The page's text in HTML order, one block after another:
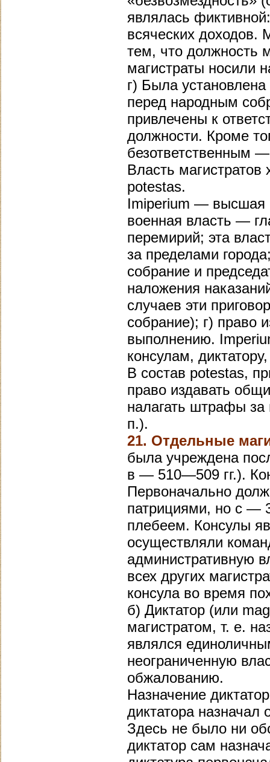
являлась
всяческих доходов.
тем, что должность
магистраты носили
г) Была установлена
перед народным
привлечены к
должности. Кроме
безответственным
Власть магистратов
potestas.
Imiperium — высшая
военная власть —
перемирий; эта
за пределами
собрание и
наложения
случаев эти
собрание); г) право
выполнению.
консулам,
В состав potestas,
право издавать
налагать штрафы за
п.).
21. Отдельные
была учреждена
в — 510—509 гг.).
Первоначально
патрициями, но с —
плебеем. Консулы
осуществляли
административную
всех других
консула во время
б) Диктатор (или
магистратом, т. е.
являлся
неограниченную
обжалованию.
Назначение
диктатора назначал
Здесь не было ни
диктатор сам